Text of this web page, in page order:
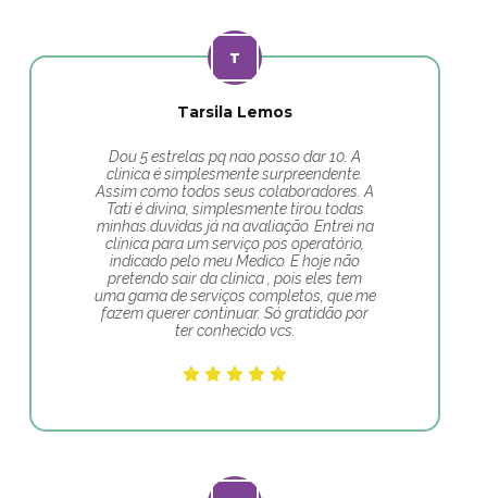
Tarsila Lemos
Dou 5 estrelas pq nao posso dar 10. A
clinica é simplesmente surpreendente.
Assim como todos seus colaboradores. A
Tati é divina, simplesmente tirou todas
minhas duvidas já na avaliação. Entrei na
clínica para um serviço pos operatório,
indicado pelo meu Medico. E hoje não
pretendo sair da clinica , pois eles tem
uma gama de serviços completos, que me
fazem querer continuar. Só gratidão por
ter conhecido vcs.